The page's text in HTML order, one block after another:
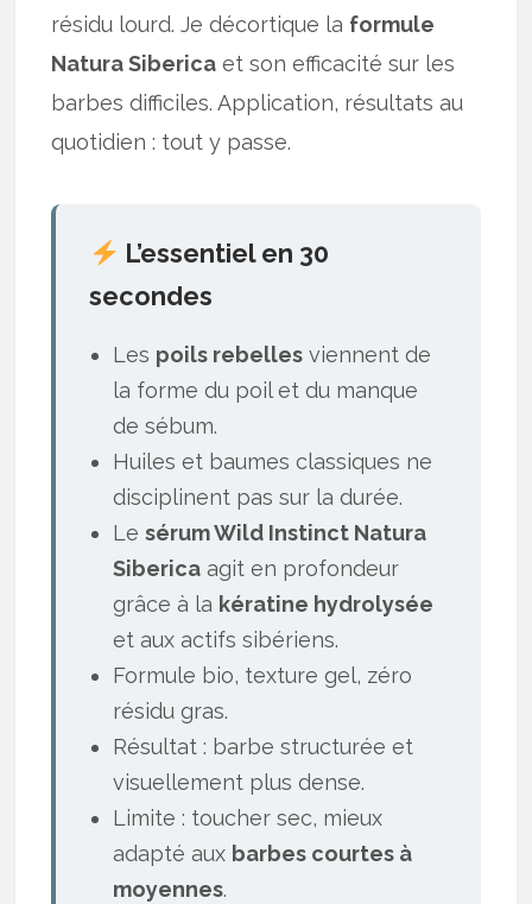
résidu lourd. Je décortique la formule
Natura Siberica et son efficacité sur les
barbes difficiles. Application, résultats au
quotidien : tout y passe.
L’essentiel en 30
secondes
Les poils rebelles viennent de
la forme du poil et du manque
de sébum.
Huiles et baumes classiques ne
disciplinent pas sur la durée.
Lesérum Wild Instinct Natura
Siberica agit en profondeur
grâce à la kératine hydrolysée
et aux actifs sibériens.
Formule bio, texture gel, zéro
résidu gras.
Résultat : barbe structurée et
visuellement plus dense.
Limite : toucher sec, mieux
adapté aux barbes courtes à
moyennes.